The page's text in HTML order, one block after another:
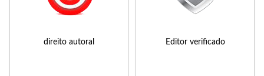
direito autoral Editor verificado